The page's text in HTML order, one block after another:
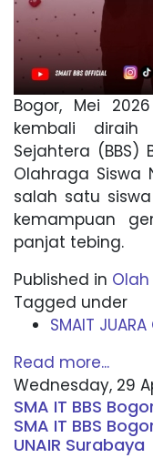
Bogor, Mei
kembali diraih
Sejahtera
Olahraga Siswa
salah satu
kemampuan
panjat tebing.
Published in
Tagged under
SMAIT
Read more...
Wednesday, 29
SMA IT BBS
SMA IT BBS
UNAIR Surabaya